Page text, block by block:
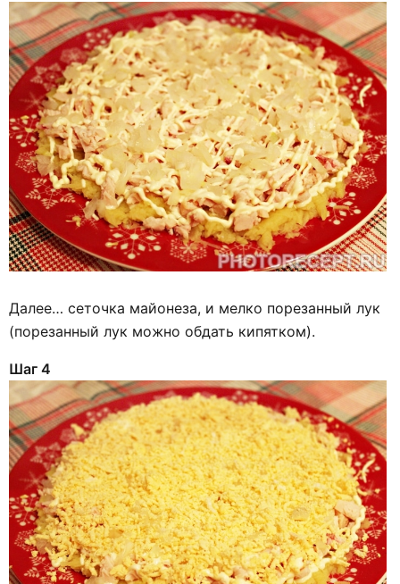
Далее… сеточка майонеза, и мелко порезанный лук
(порезанный лук можно обдать кипятком).
Шаг 4